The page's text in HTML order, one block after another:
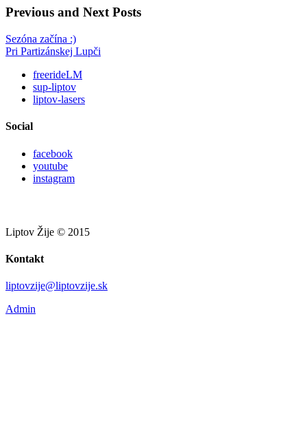
Previous and Next Posts
Sezóna začína :)
Pri Partizánskej Lupči
freerideLM
sup-liptov
liptov-lasers
Social
facebook
youtube
instagram
Liptov Žije © 2015
Kontakt
liptovzije@liptovzije.sk
Admin